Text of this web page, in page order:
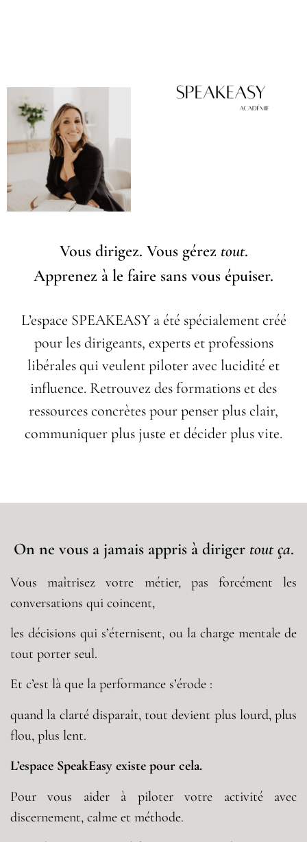
Vous dirigez. Vous gérez tout.
Apprenez à le faire sans vous épuiser.
L’espace SPEAKEASY a été spécialement créé
pour les dirigeants, experts et professions
libérales qui veulent piloter avec lucidité et
influence. Retrouvez des formations et des
ressources concrètes pour penser plus clair,
communiquer plus juste et décider plus vite.
On ne vous a jamais appris à diriger tout ça.
Vous maîtrisez votre métier, pas forcément les
conversations qui coincent,
les décisions qui s’éternisent, ou la charge mentale de
tout porter seul.
Et c’est là que la performance s’érode :
quand la clarté disparaît, tout devient plus lourd, plus
flou, plus lent.
L’espace SpeakEasy existe pour cela.
Pour vous aider à piloter votre activité avec
discernement, calme et méthode.